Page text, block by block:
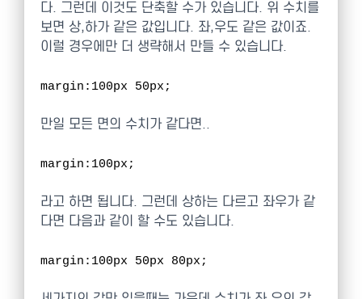
다. 그런데 이것도 단축할 수가 있습니다. 위 수치를
보면 상,하가 같은 값입니다. 좌,우도 같은 값이죠.
이럴 경우에만 더 생략해서 만들 수 있습니다.
margin:100px 50px;
만일 모든 면의 수치가 같다면..
margin:100px;
라고 하면 됩니다. 그런데 상하는 다르고 좌우가 같
다면 다음과 같이 할 수도 있습니다.
margin:100px 50px 80px;